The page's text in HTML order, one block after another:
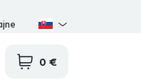
0 €